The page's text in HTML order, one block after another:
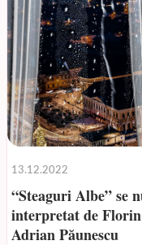
13.12.2022
“Steaguri Albe” se
interpretat de Florin
Adrian Păunescu